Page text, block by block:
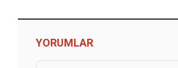
YORUMLAR